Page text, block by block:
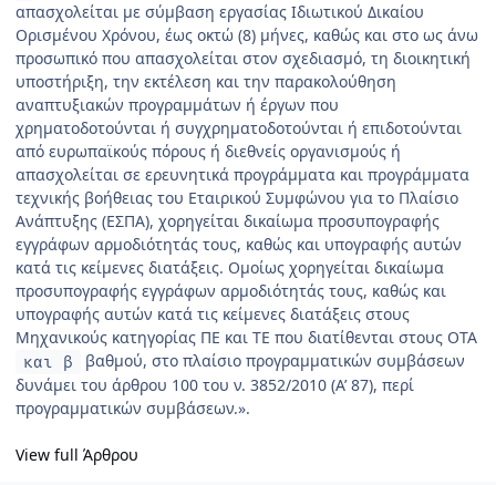
απασχολείται με σύμβαση εργασίας Ιδιωτικού Δικαίου
Ορισμένου Χρόνου, έως οκτώ (8) μήνες, καθώς και στο ως άνω
προσωπικό που απασχολείται στον σχεδιασμό, τη διοικητική
υποστήριξη, την εκτέλεση και την παρακολούθηση
αναπτυξιακών προγραμμάτων ή έργων που
χρηματοδοτούνται ή συγχρηματοδοτούνται ή επιδοτούνται
από ευρωπαϊκούς πόρους ή διεθνείς οργανισμούς ή
απασχολείται σε ερευνητικά προγράμματα και προγράμματα
τεχνικής βοήθειας του Εταιρικού Συμφώνου για το Πλαίσιο
Ανάπτυξης (ΕΣΠΑ), χορηγείται δικαίωμα προσυπογραφής
εγγράφων αρμοδιότητάς τους, καθώς και υπογραφής αυτών
κατά τις κείμενες διατάξεις. Ομοίως χορηγείται δικαίωμα
προσυπογραφής εγγράφων αρμοδιότητάς τους, καθώς και
υπογραφής αυτών κατά τις κείμενες διατάξεις στους
Μηχανικούς κατηγορίας ΠΕ και ΤΕ που διατίθενται στους ΟΤΑ
και β
βαθμού, στο πλαίσιο προγραμματικών συμβάσεων
δυνάμει του άρθρου 100 του ν. 3852/2010 (Α’ 87), περί
προγραμματικών συμβάσεων.».
View full Άρθρου